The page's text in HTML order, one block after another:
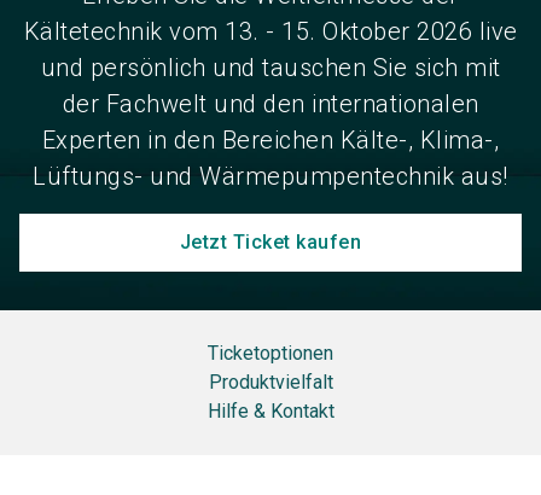
Kältetechnik vom 13. - 15. Oktober 2026 live
und persönlich und tauschen Sie sich mit
der Fachwelt und den internationalen
Experten in den Bereichen Kälte-, Klima-,
Lüftungs- und Wärmepumpentechnik aus!
Jetzt Ticket kaufen
Ticketoptionen
Produktvielfalt
Hilfe & Kontakt